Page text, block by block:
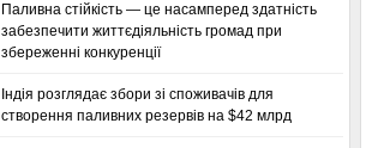
Паливна стійкість — це насамперед здатність
забезпечити життєдіяльність громад при
збереженні конкуренції
Індія розглядає збори зі споживачів для
створення паливних резервів на $42 млрд